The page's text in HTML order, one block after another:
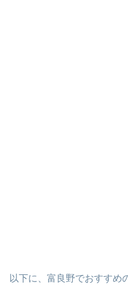
以下に、富良野でおすすめ